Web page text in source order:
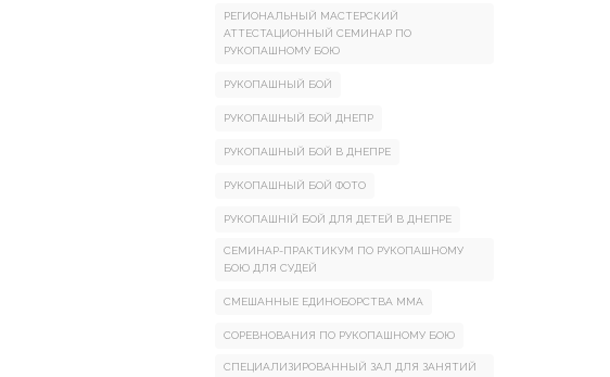
РЕГИОНАЛЬНЫЙ МАСТЕРСКИЙ
АТТЕСТАЦИОННЫЙ СЕМИНАР ПО
РУКОПАШНОМУ БОЮ
РУКОПАШНЫЙ БОЙ
РУКОПАШНЫЙ БОЙ ДНЕПР
РУКОПАШНЫЙ БОЙ В ДНЕПРЕ
РУКОПАШНЫЙ БОЙ ФОТО
РУКОПАШНІЙ БОЙ ДЛЯ ДЕТЕЙ В ДНЕПРЕ
СЕМИНАР-ПРАКТИКУМ ПО РУКОПАШНОМУ
БОЮ ДЛЯ СУДЕЙ
СМЕШАННЫЕ ЕДИНОБОРСТВА ММА
СОРЕВНОВАНИЯ ПО РУКОПАШНОМУ БОЮ
СПЕЦИАЛИЗИРОВАННЫЙ ЗАЛ ДЛЯ ЗАНЯТИЙ